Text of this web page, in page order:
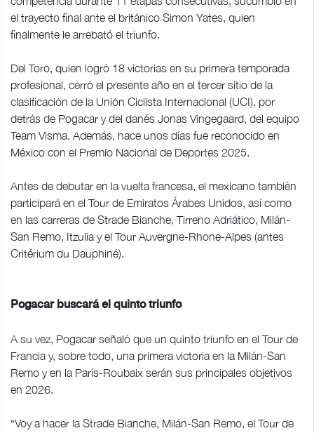
el trayecto final ante el británico Simon Yates, quien
finalmente le arrebató el triunfo.
Del Toro, quien logró 18 victorias en su primera temporada
profesional, cerró el presente año en el tercer sitio de la
clasificación de la Unión Ciclista Internacional (UCI), por
detrás de Pogacar y del danés Jonas Vingegaard, del equipo
Team Visma. Además, hace unos días fue reconocido en
México con el Premio Nacional de Deportes 2025.
Antes de debutar en la vuelta francesa, el mexicano también
participará en el Tour de Emiratos Árabes Unidos, así como
en las carreras de Strade Bianche, Tirreno Adriático, Milán-
San Remo, Itzulia y el Tour Auvergne-Rhone-Alpes (antes
Critérium du Dauphiné).
Pogacar buscará el quinto triunfo
A su vez, Pogacar señaló que un quinto triunfo en el Tour de
Francia y, sobre todo, una primera victoria en la Milán-San
Remo y en la París-Roubaix serán sus principales objetivos
en 2026.
“Voy a hacer la Strade Bianche, Milán-San Remo, el Tour de